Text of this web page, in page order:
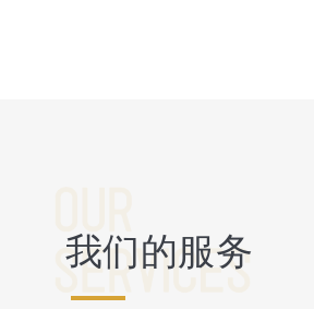
我们的服务